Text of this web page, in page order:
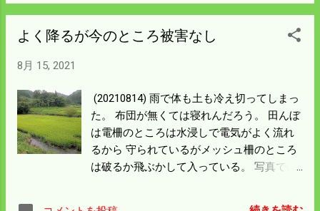
もや不発の罠があった。 イノシシがもろに
になっているが 仕掛ける場所は正解だった
ようだ。 失敗は今回で二度目。 場所にもよ
るがやはり踏み落とし式が確実なようだ。
よく降るが今のところ被害なし
8月 15, 2021
(20210814) 雨で体も土も冷え切ってしまっ
た。 布団が無くては寝れんだろう。 田んぼ
は電柵のところは水浸しで電気がよく流れ
るから 守られているがメッシュ柵のところ
は破るか飛ぶかして入っている。 写真では